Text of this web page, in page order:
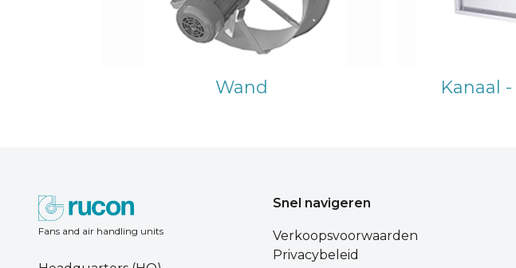
Wand Kanaal
Fans and air handling units
Snel navigeren
Verkoopsvoorwaarden
Privacybeleid